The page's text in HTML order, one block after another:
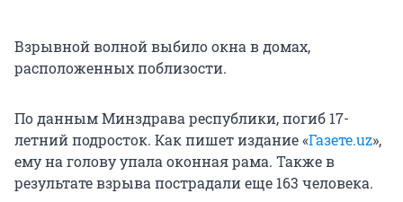
Взрывной волной выбило окна в домах,
расположенных поблизости.
По данным Минздрава республики, погиб 17-
летний подросток. Как пишет издание «Газете.uz»,
ему на голову упала оконная рама. Также в
результате взрыва пострадали еще 163 человека.